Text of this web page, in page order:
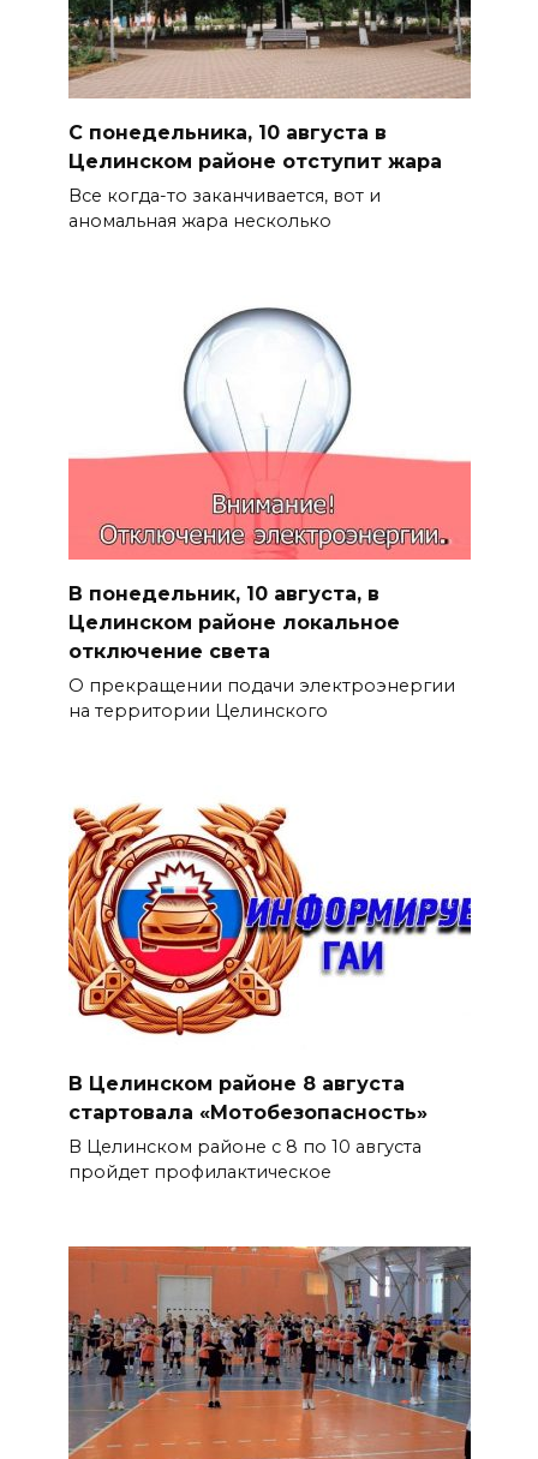
С понедельника, 10 августа в
Целинском районе отступит жара
Все когда-то заканчивается, вот и
аномальная жара несколько
В понедельник, 10 августа, в
Целинском районе локальное
отключение света
О прекращении подачи электроэнергии
на территории Целинского
В Целинском районе 8 августа
стартовала «Мотобезопасность»
В Целинском районе с 8 по 10 августа
пройдет профилактическое